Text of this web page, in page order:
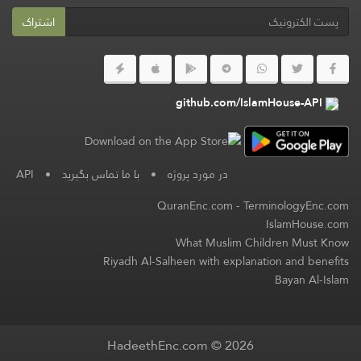
اشتراک
github.com/IslamHouse-API
در مورد پروژه • با ما تماس بگیرید •
API
QuranEnc.com-TerminologyEnc.com
IslamHouse.com
What Muslim Children Must Know
Riyadh Al-Salheen with explanation and benefits
Bayan Al-Islam
HadeethEnc.com © 2026